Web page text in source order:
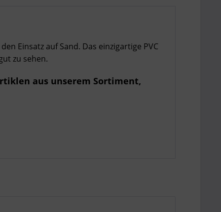
Einsatz auf Sand. Das einzigartige PVC
zu sehen.
aus unserem Sortiment,